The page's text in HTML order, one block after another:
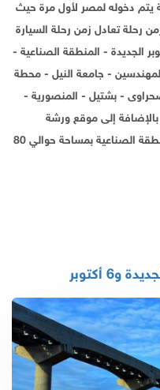
يتم دخوله لمصر لأول مرة حيث
رحلة تعادل زمن رحلة السيارة
الجديدة - المنطقة الصناعية -
- جمعية المهندسين - جامعة النيل - محطة
- بشتيل - المنصورية -
بالإضافة إلى موقع ورشة
العمرات الجسيمة Depot بالقرب من المنطقة الصناعية بمساحة حوالي 80
أكتوبر